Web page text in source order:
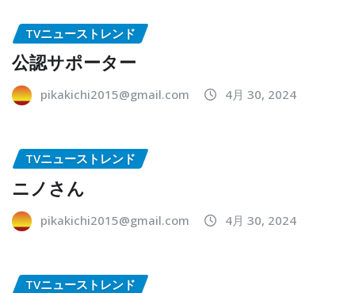
TVニューストレンド
公認サポーター
pikakichi2015@gmail.com 4月 30, 2024
TVニューストレンド
ニノさん
pikakichi2015@gmail.com 4月 30, 2024
TVニューストレンド